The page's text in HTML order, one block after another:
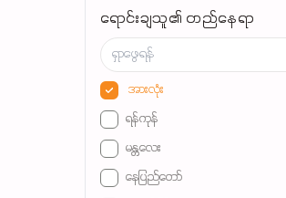
ရောင်းချသူ၏ တည်နေရာ
အားလုံး
ရန်ကုန်
မန္တလေး
နေပြည်တော်